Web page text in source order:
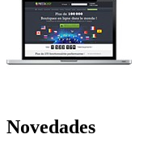
Novedades